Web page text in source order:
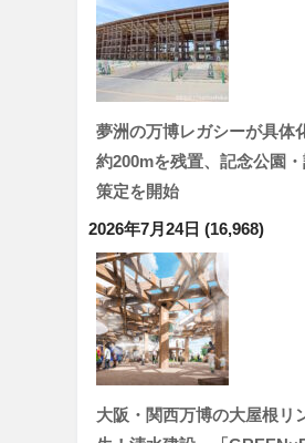
夢洲の万博レガシーが具体
約200mを残置、記念公園
策定を開始
2026年7月24日 (16,968)
大阪・関西万博の大屋根リ